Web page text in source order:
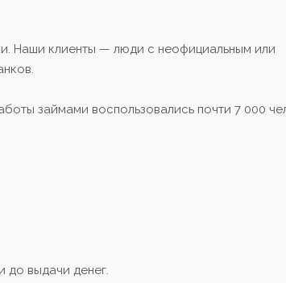
Наши клиенты — люди с неофициальным или
займами воспользовались почти 7 000
до выдачи денег.